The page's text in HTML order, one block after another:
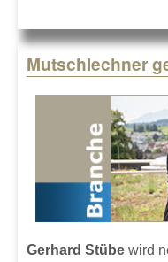
Mutschlechner
Gerhard Stübe wird